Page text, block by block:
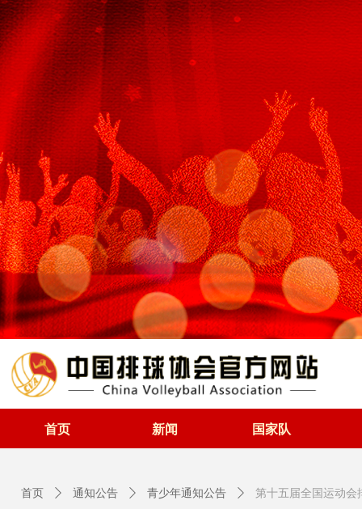
首页 新闻 国家队
首页 ꄲ 通知公告 ꄲ 青少年通知公告 ꄲ 第十五届全国运动会